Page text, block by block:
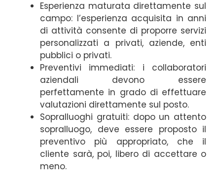
Esperienza maturata direttamente sul
campo: l’esperienza acquisita in anni
di attività consente di proporre servizi
personalizzati a privati, aziende, enti
pubblici o privati.
Preventivi immediati: i collaboratori
aziendali devono essere
perfettamente in grado di effettuare
valutazioni direttamente sul posto.
Sopralluoghi gratuiti: dopo un attento
sopralluogo, deve essere proposto il
preventivo più appropriato, che il
cliente sarà, poi, libero di accettare o
meno.